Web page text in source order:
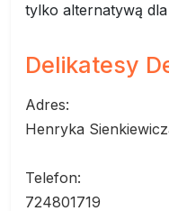
tylko alternatywą
Delikatesy
Adres:
Henryka
Telefon:
724801719